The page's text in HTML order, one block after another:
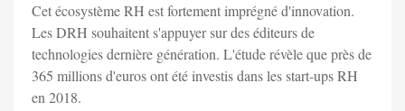
Cet écosystème RH est fortement imprégné d'innovation.
Les DRH souhaitent s'appuyer sur des éditeurs de
technologies dernière génération. L'étude révèle que près de
365 millions d'euros ont été investis dans les start-ups RH
en 2018.